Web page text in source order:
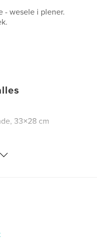
- wesele i plener.
33×28 cm